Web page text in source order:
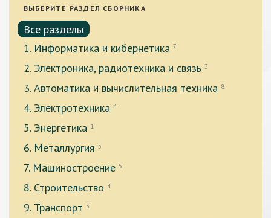
ВЫБЕРИТЕ РАЗДЕЛ СБОРНИКА
Все разделы
1. Информатика и кибернетика 7
2. Электроника, радиотехника и связь 3
3. Автоматика и вычислительная техника 8
4. Электротехника 4
5. Энергетика 1
6. Металлургия 3
7. Машиностроение 5
8. Строительство 4
9. Транспорт 3